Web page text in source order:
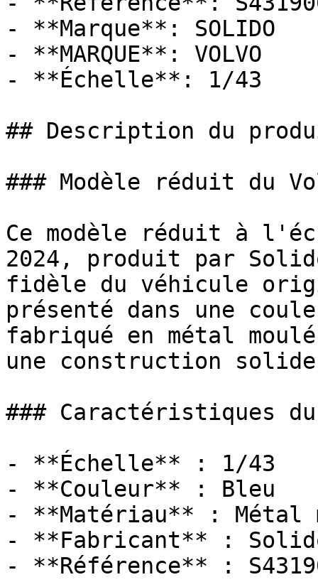
- **Marque**: SOLIDO
- **MARQUE**: VOLVO
- **Échelle**: 1/43
## Description du
### Modèle réduit du
Ce modèle réduit à
2024, produit par
fidèle du véhicule
présenté dans une
fabriqué en métal
une construction
### Caractéristiques
- **Échelle** : 1/43
- **Couleur** : Bleu
- **Matériau** : Métal
- **Fabricant** :
- **Référence** :